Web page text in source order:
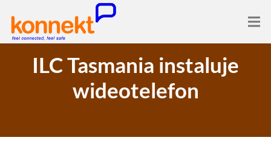
ILC Tasmania instaluje
wideotelefon